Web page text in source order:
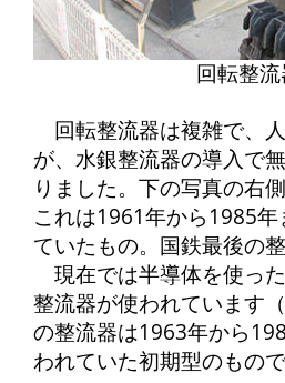
回転整
回転整流器は複雑で、
が、水銀整流器の導入で
りました。下の写真の右
これは1961年から1985
ていたもの。国鉄最後の整
現在では半導体を使っ
整流器が使われています
の整流器は1963年から
われていた初期型のもので